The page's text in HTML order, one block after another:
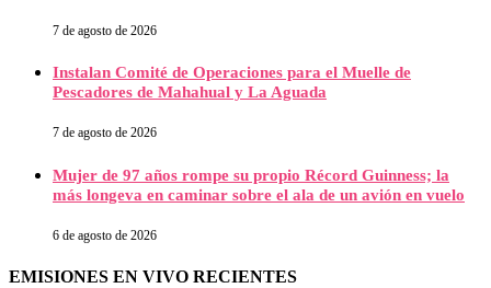
7 de agosto de 2026
Instalan Comité de Operaciones para el Muelle de
Pescadores de Mahahual y La Aguada
7 de agosto de 2026
Mujer de 97 años rompe su propio Récord Guinness; la
más longeva en caminar sobre el ala de un avión en vuelo
6 de agosto de 2026
EMISIONES EN VIVO RECIENTES